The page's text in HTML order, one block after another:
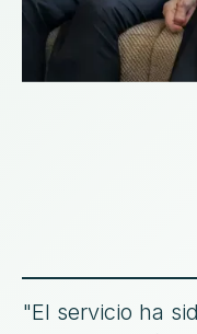
"El servicio ha